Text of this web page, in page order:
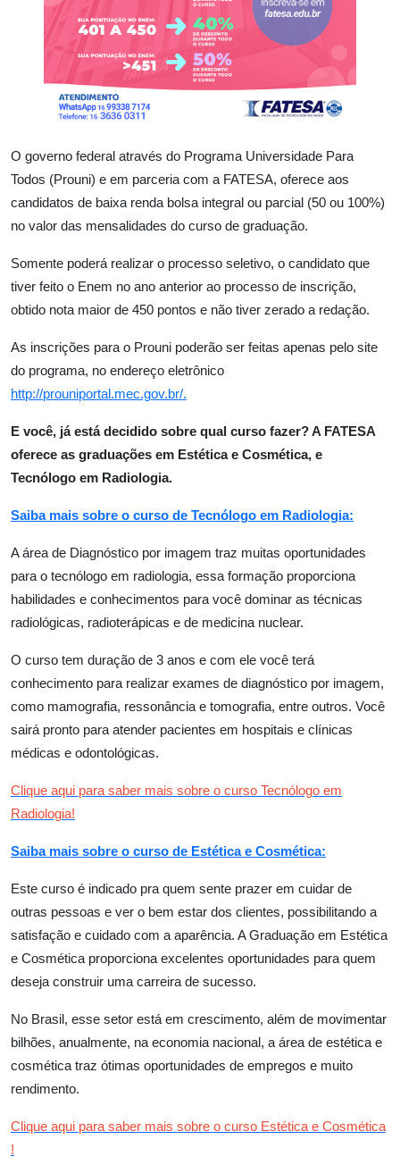
O governo federal através do Programa Universidade Para
Todos (Prouni) e em parceria com a FATESA, oferece aos
candidatos de baixa renda bolsa integral ou parcial (50 ou 100%)
no valor das mensalidades do curso de graduação.
Somente poderá realizar o processo seletivo, o candidato que
tiver feito o Enem no ano anterior ao processo de inscrição,
obtido nota maior de 450 pontos e não tiver zerado a redação.
As inscrições para o Prouni poderão ser feitas apenas pelo site
do programa, no endereço eletrônico
http://prouniportal.mec.gov.br/.
E você, já está decidido sobre qual curso fazer? A FATESA
oferece as graduações em Estética e Cosmética, e
Tecnólogo em Radiologia.
Saiba mais sobre o curso de Tecnólogo em Radiologia:
A área de Diagnóstico por imagem traz muitas oportunidades
para o tecnólogo em radiologia, essa formação proporciona
habilidades e conhecimentos para você dominar as técnicas
radiológicas, radioterápicas e de medicina nuclear.
O curso tem duração de 3 anos e com ele você terá
conhecimento para realizar exames de diagnóstico por imagem,
como mamografia, ressonância e tomografia, entre outros. Você
sairá pronto para atender pacientes em hospitais e clínicas
médicas e odontológicas.
Clique aqui para saber mais sobre o curso Tecnólogo em
Radiologia!
Saiba mais sobre o curso de Estética e Cosmética:
Este curso é indicado pra quem sente prazer em cuidar de
outras pessoas e ver o bem estar dos clientes, possibilitando a
satisfação e cuidado com a aparência. A Graduação em Estética
e Cosmética proporciona excelentes oportunidades para quem
deseja construir uma carreira de sucesso.
No Brasil, esse setor está em crescimento, além de movimentar
bilhões, anualmente, na economia nacional, a área de estética e
cosmética traz ótimas oportunidades de empregos e muito
rendimento.
Clique aqui para saber mais sobre o curso Estética e Cosmética
!